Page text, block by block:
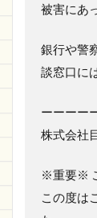
被害にあ
銀行や警
談窓口に
ーーーー
株式会社
※重要※
この度は